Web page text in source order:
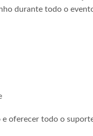
durante todo o
oferecer todo o